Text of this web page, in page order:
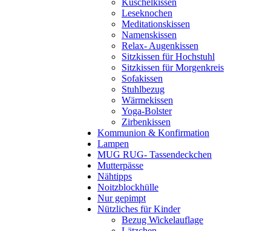
Kuschelkissen
Leseknochen
Meditationskissen
Namenskissen
Relax- Augenkissen
Sitzkissen für Hochstuhl
Sitzkissen für Morgenkreis
Sofakissen
Stuhlbezug
Wärmekissen
Yoga-Bolster
Zirbenkissen
Kommunion & Konfirmation
Lampen
MUG RUG- Tassendeckchen
Mutterpässe
Nähtipps
Noitzblockhülle
Nur gepimpt
Nützliches für Kinder
Bezug Wickelauflage